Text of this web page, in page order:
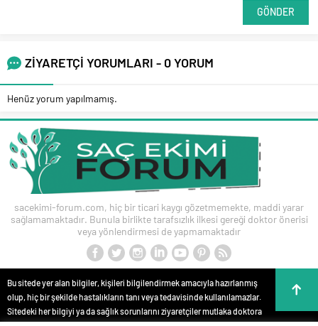
ZİYARETÇİ YORUMLARI - 0 YORUM
Henüz yorum yapılmamış.
sacekimi-forum.com, hiç bir ticari kaygı gözetmemekte, maddi yarar
sağlamamaktadır. Bunula birlikte tarafsızlık ilkesi gereği doktor önerisi
veya yönlendirmesi de yapmamaktadır
Bu sitede yer alan bilgiler, kişileri bilgilendirmek amacıyla hazırlanmış
olup, hiç bir şekilde hastalıkların tanı veya tedavisinde kullanılamazlar.
Sitedeki her bilgiyi ya da sağlık sorunlarını ziyaretçiler mutlaka doktora